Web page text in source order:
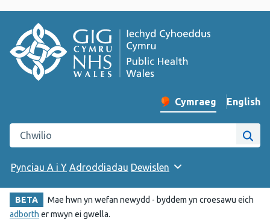
Newid iaith y wefan
Cymraeg English
–
Chwilio gwefan Iechyd Cyhoeddus Cymru
Pynciau A i Y Adroddiadau Dewislen
BETA
Mae hwn yn wefan newydd - byddem yn croesawu eich
adborth er mwyn ei gwella.